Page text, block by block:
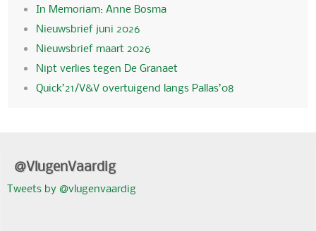
In Memoriam: Anne Bosma
Nieuwsbrief juni 2026
Nieuwsbrief maart 2026
Nipt verlies tegen De Granaet
Quick’21/V&V overtuigend langs Pallas’08
@VlugenVaardig
Tweets by @vlugenvaardig